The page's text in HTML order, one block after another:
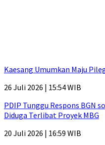
Kaesang Umumkan Maju
26 Juli 2026 | 15:54 WIB
PDIP Tunggu Respons BGN
Diduga Terlibat Proyek MBG
20 Juli 2026 | 16:59 WIB